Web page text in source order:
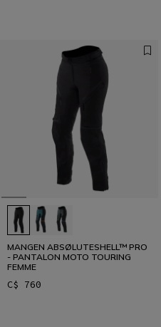
MANGEN ABSØLUTESHELL™ PRO
- PANTALON MOTO TOURING
FEMME
C$ 760